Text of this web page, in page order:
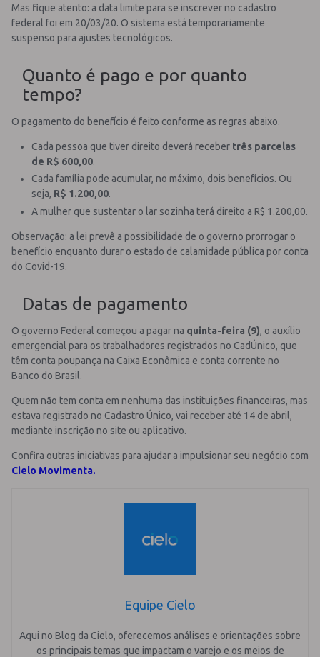
Mas fique atento: a data limite para se inscrever no cadastro
federal foi em 20/03/20. O sistema está temporariamente
suspenso para ajustes tecnológicos.
Quanto é pago e por quanto
tempo?
O pagamento do benefício é feito conforme as regras abaixo.
Cada pessoa que tiver direito deverá receber três parcelas
de R$ 600,00.
Cada família pode acumular, no máximo, dois benefícios. Ou
seja, R$ 1.200,00.
A mulher que sustentar o lar sozinha terá direito a R$ 1.200,00.
Observação: a lei prevê a possibilidade de o governo prorrogar o
benefício enquanto durar o estado de calamidade pública por conta
do Covid-19.
Datas de pagamento
O governo Federal começou a pagar na quinta-feira (9), o auxílio
emergencial para os trabalhadores registrados no CadÚnico, que
têm conta poupança na Caixa Econômica e conta corrente no
Banco do Brasil.
Quem não tem conta em nenhuma das instituições financeiras, mas
estava registrado no Cadastro Único, vai receber até 14 de abril,
mediante inscrição no site ou aplicativo.
Confira outras iniciativas para ajudar a impulsionar seu negócio com
Cielo Movimenta.
Equipe Cielo
Aqui no Blog da Cielo, oferecemos análises e orientações sobre
os principais temas que impactam o varejo e os meios de